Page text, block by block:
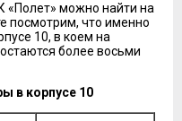
«Полет» можно найти на
посмотрим, что именно
10, в коем на
более восьми
в корпусе 10